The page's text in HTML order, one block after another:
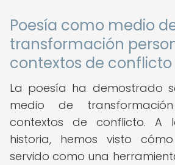
Poesía como medio
transformación
contextos de conflicto
La poesía ha demostrado
medio de
contextos de conflicto.
historia, hemos visto
servido como una